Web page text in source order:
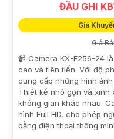
ĐẦU GHI
Giá
Giá
📹 Camera KX-F256-24
cao và tiên tiến. Với độ
cung cấp những hình
Thiết kế nhỏ gọn và xinh
không gian khác nhau.
hình Full HD, cho phép
bằng điện thoại thông